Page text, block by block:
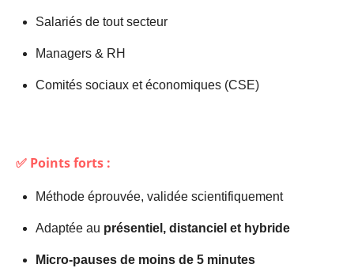
Salariés de tout secteur
Managers & RH
Comités sociaux et économiques (CSE)
✅ Points forts :
Méthode éprouvée, validée scientifiquement
Adaptée au présentiel, distanciel et hybride
Micro-pauses de moins de 5 minutes